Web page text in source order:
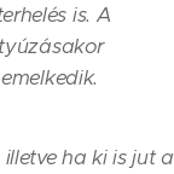
is. A
ha ki is jut a